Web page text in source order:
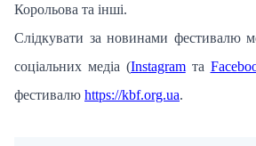
Корольова та інші.
Слідкувати за новинами фестивалю
соціальних медіа (Instagramта
фестивалю https://kbf.org.ua.